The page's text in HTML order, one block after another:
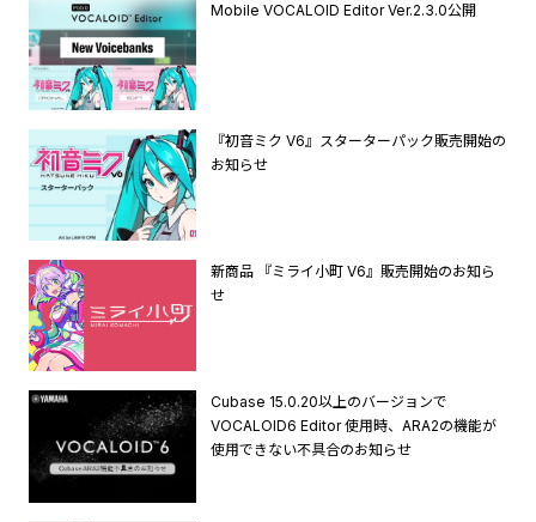
Mobile VOCALOID Editor Ver.2.3.0公開
『初音ミク V6』スターターパック販売開始の
お知らせ
新商品 『ミライ小町 V6』販売開始のお知ら
せ
Cubase 15.0.20以上のバージョンで
VOCALOID6 Editor 使用時、ARA2の機能が
使用できない不具合のお知らせ